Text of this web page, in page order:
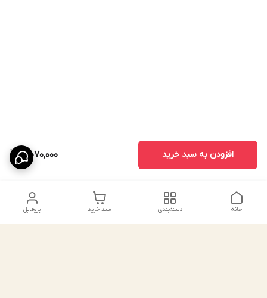
3,070,000 افزودن به سبد خرید
پروفایل سبد خرید دسته‌بندی خانه